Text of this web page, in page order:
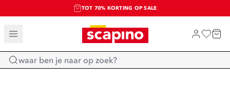
TOT 70% KORTING OP SALE
SALE: LAATSTE KANS!
SHOP NIEUW
Home